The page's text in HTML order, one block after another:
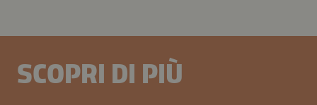
SCOPRI DI PIÙ